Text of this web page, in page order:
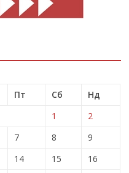
Пт Сб
Нд
1
2
7 8
9
14 15
16